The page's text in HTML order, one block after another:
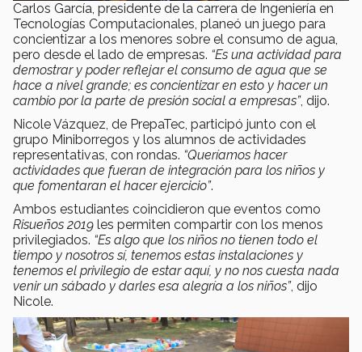
Carlos García, presidente de la carrera de Ingeniería en
Tecnologías Computacionales, planeó un juego para
concientizar a los menores sobre el consumo de agua,
pero desde el lado de empresas. “Es una actividad para
demostrar y poder reflejar el consumo de agua que se
hace a nivel grande; es concientizar en esto y hacer un
cambio por la parte de presión social a empresas”, dijo.
Nicole Vázquez, de PrepaTec, participó junto con el
grupo Miniborregos y los alumnos de actividades
representativas, con rondas. “Queríamos hacer
actividades que fueran de integración para los niños y
que fomentaran el hacer ejercicio”.
Ambos estudiantes coincidieron que eventos como
Risueños 2019 les permiten compartir con los menos
privilegiados. “Es algo que los niños no tienen todo el
tiempo y nosotros sí, tenemos estas instalaciones y
tenemos el privilegio de estar aquí, y no nos cuesta nada
venir un sábado y darles esa alegría a los niños”, dijo
Nicole.